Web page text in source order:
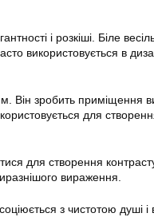
і розкіші. Біле
використовується в
Він зробить приміщення
для
для створення
вираження.
з чистотою душі і